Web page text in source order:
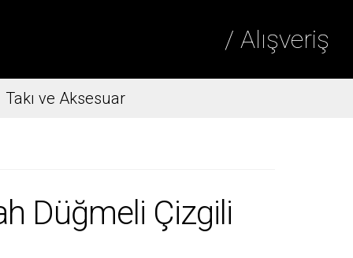
/ Alışveriş
Takı ve Aksesuar
Düğmeli Çizgili